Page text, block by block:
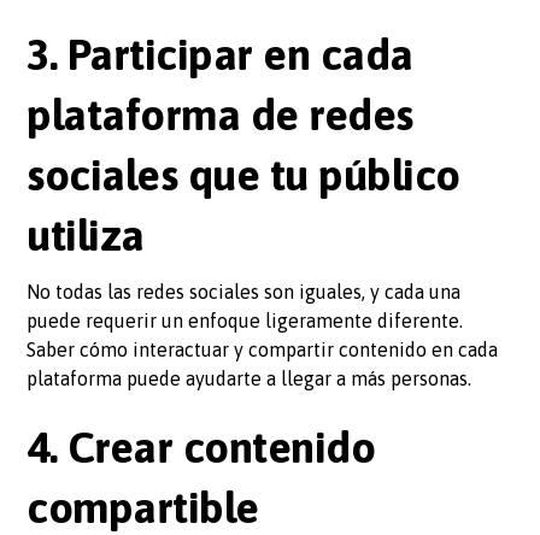
3. Participar en cada
plataforma de redes
sociales que tu público
utiliza
No todas las redes sociales son iguales, y cada una
puede requerir un enfoque ligeramente diferente.
Saber cómo interactuar y compartir contenido en cada
plataforma puede ayudarte a llegar a más personas.
4. Crear contenido
compartible